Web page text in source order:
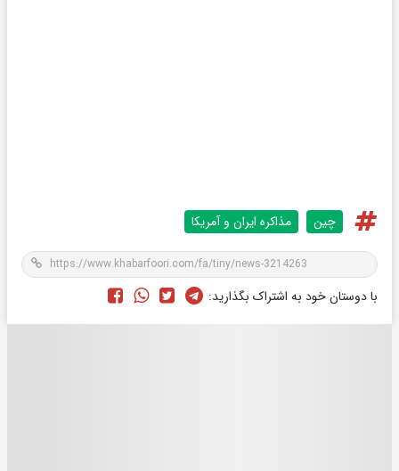
چین مذاکره ایران و آمریکا
با دوستان خود به اشتراک بگذارید: